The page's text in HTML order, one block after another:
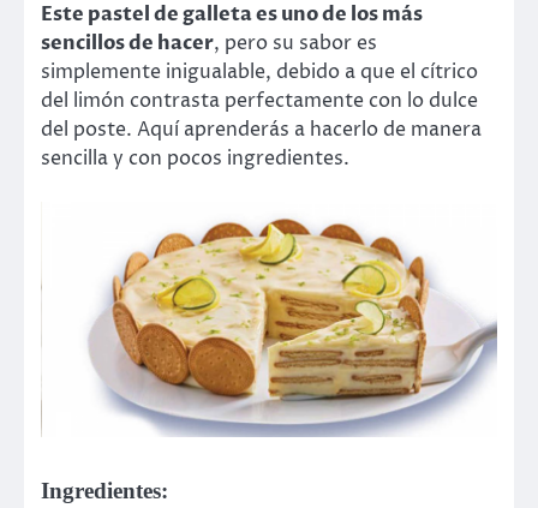
Este pastel de galleta es uno de los más
sencillos de hacer, pero su sabor es
simplemente inigualable, debido a que el cítrico
del limón contrasta perfectamente con lo dulce
del poste. Aquí aprenderás a hacerlo de manera
sencilla y con pocos ingredientes.
Ingredientes: